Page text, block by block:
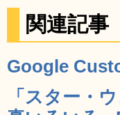
関連記事
Google
「スター・